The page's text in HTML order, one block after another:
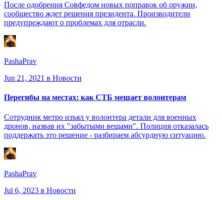
После одобрения Совфедом новых поправок об оружии,
сообщество ждет решения президента. Производители
предупреждают о проблемах для отрасли.
PashaPrav
Jun 21, 2021 в Новости
Перегибы на местах: как СТБ мешает волонтерам
Сотрудник метро изъял у волонтера детали для военных
дронов, назвав их "забытыми вещами". Полиция отказалась
поддержать это решение - разбираем абсурдную ситуацию.
PashaPrav
Jul 6, 2023 в Новости